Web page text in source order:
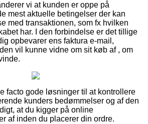
vi at kunden er oppe på
mest aktuelle betingelser der kan
med transaktionen, som fx hvilken
har. I den forbindelse er det tillige
opbevarer ens faktura e-mail,
vil kunne vidne om sit køb af , om
facto gode løsninger til at kontrollere
kunders bedømmelser og af den
at du kigger på online
af inden du placerer din ordre.